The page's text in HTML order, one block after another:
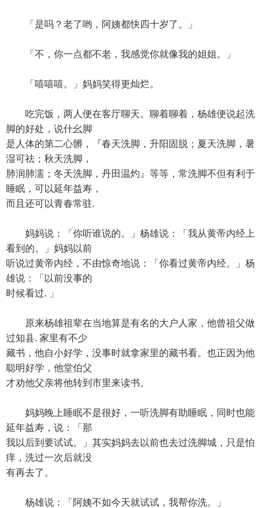
「是吗？老了哟，阿姨都快四十岁了。」
「不，你一点都不老，我感觉你就像我的姐姐。」
「嘻嘻嘻。」妈妈笑得更灿烂。
吃完饭，两人便在客厅聊天。聊着聊着，杨雄便说起洗
脚的好处，说什幺脚
是人体的第二心髒，『春天洗脚，升阳固脱；夏天洗脚，暑
湿可祛；秋天洗脚，
肺润肺濡；冬天洗脚，丹田温灼』等等，常洗脚不但有利于
睡眠，可以延年益寿，
而且还可以青春常驻.
妈妈说：「你听谁说的。」杨雄说：「我从黄帝内经上
看到的。」妈妈以前
听说过黄帝内经，不由惊奇地说：「你看过黄帝内经。」杨
雄说：「以前没事的
时候看过. 」
原来杨雄祖辈在当地算是有名的大户人家，他曾祖父做
过知县. 家里有不少
藏书，他自小好学，没事时就拿家里的藏书看。也正因为他
聪明好学，他堂伯父
才劝他父亲将他转到市里来读书。
妈妈晚上睡眠不是很好，一听洗脚有助睡眠，同时也能
延年益寿，说：「那
我以后到要试试。」其实妈妈去以前也去过洗脚城，只是怕
痒，洗过一次后就没
有再去了。
杨雄说：「阿姨不如今天就试试，我帮你洗。」